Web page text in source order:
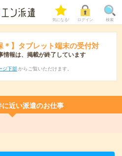
気になる! ログイン 検索
＊】タブレット端末の受付対
情報は、掲載が終了しています
ジ下部 からご覧いただけます。
近い派遣のお仕事